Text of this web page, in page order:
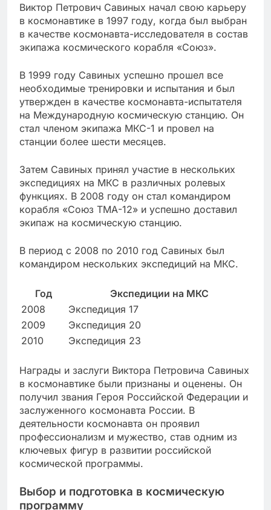
Виктор Петрович Савиных начал свою карьеру
в космонавтике в 1997 году, когда был выбран
в качестве космонавта-исследователя в состав
экипажа космического корабля «Союз».
В 1999 году Савиных успешно прошел все
необходимые тренировки и испытания и был
утвержден в качестве космонавта-испытателя
на Международную космическую станцию. Он
стал членом экипажа МКС-1 и провел на
станции более шести месяцев.
Затем Савиных принял участие в нескольких
экспедициях на МКС в различных ролевых
функциях. В 2008 году он стал командиром
корабля «Союз ТМА-12» и успешно доставил
экипаж на космическую станцию.
В период с 2008 по 2010 год Савиных был
командиром нескольких экспедиций на МКС.
Год
Экспедиции на МКС
2008
Экспедиция 17
2009
Экспедиция 20
2010
Экспедиция 23
Награды и заслуги Виктора Петровича Савиных
в космонавтике были признаны и оценены. Он
получил звания Героя Российской Федерации и
заслуженного космонавта России. В
деятельности космонавта он проявил
профессионализм и мужество, став одним из
ключевых фигур в развитии российской
космической программы.
Выбор и подготовка в космическую
программу